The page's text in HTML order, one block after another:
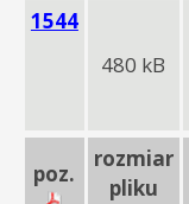
1544
480 kB
poz.
rozmiar
pliku